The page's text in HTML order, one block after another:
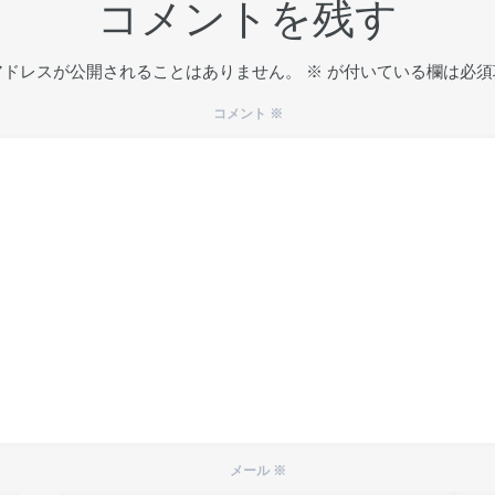
コメントを残す
ドレスが公開されることはありません。 ※ が付いている欄は必
コメント ※
メール ※